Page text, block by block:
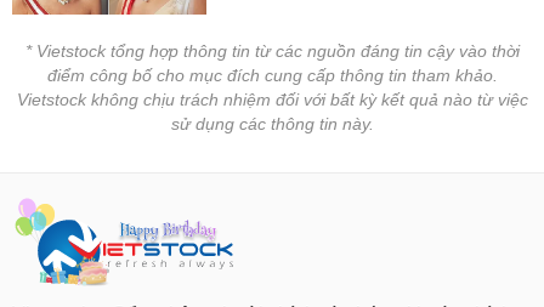
* Vietstock tổng hợp thông tin từ các nguồn đáng tin cậy vào thời
điểm công bố cho mục đích cung cấp thông tin tham khảo.
Vietstock không chịu trách nhiệm đối với bất kỳ kết quả nào từ việc
sử dụng các thông tin này.